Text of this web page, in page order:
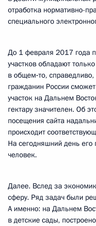
отработка нормативно-
специального
До 1 февраля 2017 года
участков обладают
в общем‑то,
гражданин России
участок на Дальнем
гектару значителен. Об
посещения сайта
происходит
На сегодняшний день его
человек.
Далее. Вслед за
сферу. Ряд задач были
А именно: на Дальнем
в детские сады,